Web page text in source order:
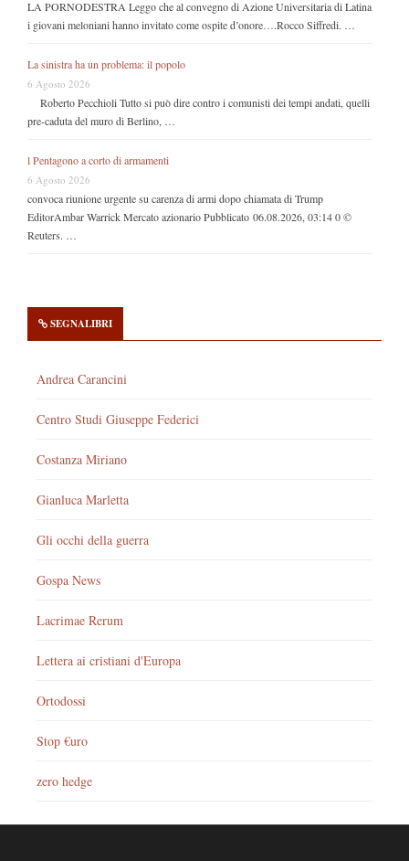
LA PORNODESTRA Leggo che al convegno di Azione Universitaria di Latina
i giovani meloniani hanno invitato come ospite d’onore….Rocco Siffredi. …
La sinistra ha un problema: il popolo
6 Agosto 2026
Roberto Pecchioli Tutto si può dire contro i comunisti dei tempi andati, quelli
pre-caduta del muro di Berlino, …
l Pentagono a corto di armamenti
6 Agosto 2026
convoca riunione urgente su carenza di armi dopo chiamata di Trump
EditorAmbar Warrick Mercato azionario Pubblicato 06.08.2026, 03:14 0 ©
Reuters. …
SEGNALIBRI
Andrea Carancini
Centro Studi Giuseppe Federici
Costanza Miriano
Gianluca Marletta
Gli occhi della guerra
Gospa News
Lacrimae Rerum
Lettera ai cristiani d'Europa
Ortodossi
Stop €uro
zero hedge